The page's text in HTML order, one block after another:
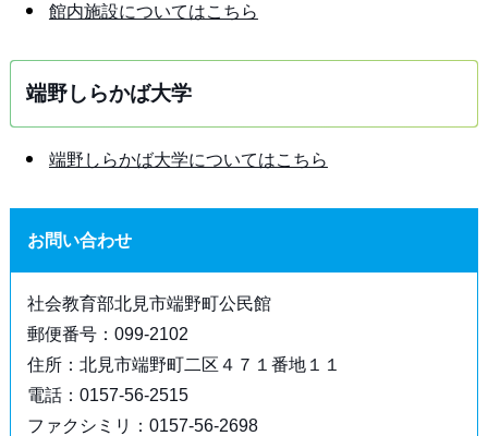
館内施設についてはこちら
端野しらかば大学
端野しらかば大学についてはこちら
お問い合わせ
社会教育部北見市端野町公民館
郵便番号：099-2102
住所：北見市端野町二区４７１番地１１
電話：0157-56-2515
ファクシミリ：0157-56-2698